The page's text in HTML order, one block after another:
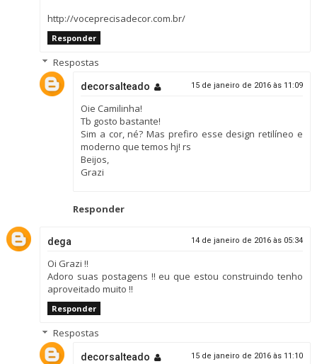
http://voceprecisadecor.com.br/
Responder
Respostas
decorsalteado 15 de janeiro de 2016 às 11:09
Oie Camilinha!
Tb gosto bastante!
Sim a cor, né? Mas prefiro esse design retilíneo e
moderno que temos hj! rs
Beijos,
Grazi
Responder
dega 14 de janeiro de 2016 às 05:34
Oi Grazi !!
Adoro suas postagens !! eu que estou construindo tenho
aproveitado muito !!
Responder
Respostas
decorsalteado 15 de janeiro de 2016 às 11:10